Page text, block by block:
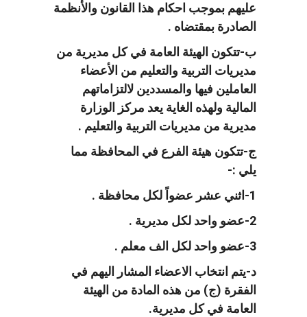
عليهم بموجب احكام هذا القانون والأنظمة
الصادرة بمقتضاه .
ب-تتكون الهيئة العامة في كل مديرية من
مديريات التربية والتعليم من الأعضاء
العاملين فيها والمسددين لالتزاماتهم
المالية ولهذه الغاية يعد مركز الوزارة
مديرية من مديريات التربية والتعليم .
ج-تتكون هيئة الفرع في المحافظة مما
يلي :-
1-اثني عشر عضواً لكل محافظة .
2-عضو واحد لكل مديرية .
3-عضو واحد لكل الف معلم .
د-يتم انتخاب الاعضاء المشار اليهم في
الفقرة (ج) من هذه المادة من الهيئة
العامة في كل مديرية.